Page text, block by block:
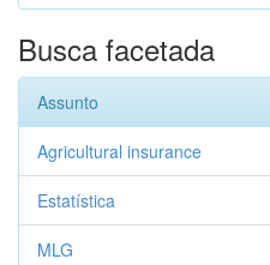
Busca facetada
Assunto
Agricultural insurance
Estatística
MLG